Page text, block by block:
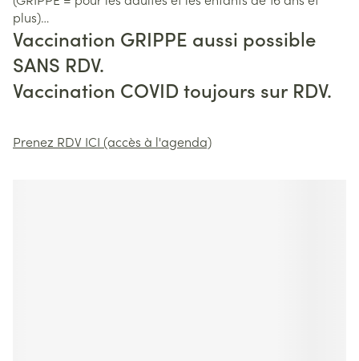
plus)
Vaccination GRIPPE aussi possible
SANS RDV.
Vaccination COVID toujours sur RDV.
Prenez RDV ICI (accès à l'agenda)